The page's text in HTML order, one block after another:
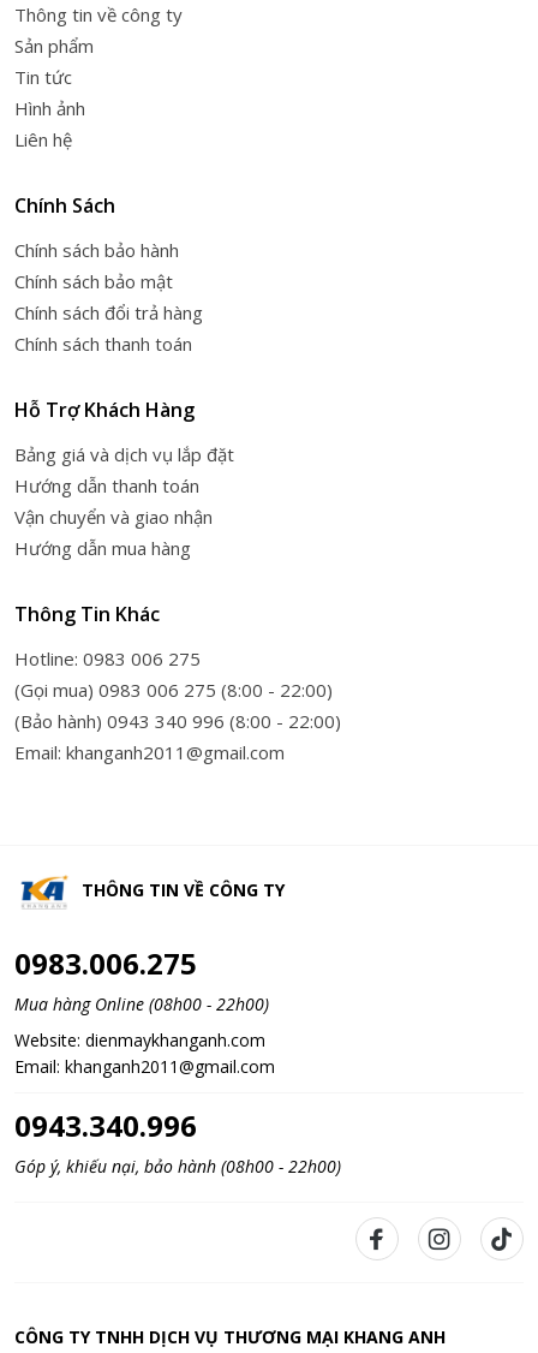
Thông tin về công ty
Sản phẩm
Tin tức
Hình ảnh
Liên hệ
Chính Sách
Chính sách bảo hành
Chính sách bảo mật
Chính sách đổi trả hàng
Chính sách thanh toán
Hỗ Trợ Khách Hàng
Bảng giá và dịch vụ lắp đặt
Hướng dẫn thanh toán
Vận chuyển và giao nhận
Hướng dẫn mua hàng
Thông Tin Khác
Hotline: 0983 006 275
(Gọi mua) 0983 006 275 (8:00 - 22:00)
(Bảo hành) 0943 340 996 (8:00 - 22:00)
Email: khanganh2011@gmail.com
THÔNG TIN VỀ CÔNG TY
0983.006.275
Mua hàng Online (08h00 - 22h00)
Website: dienmaykhanganh.com
Email: khanganh2011@gmail.com
0943.340.996
Góp ý, khiếu nại, bảo hành (08h00 - 22h00)
CÔNG TY TNHH DỊCH VỤ THƯƠNG MẠI KHANG ANH